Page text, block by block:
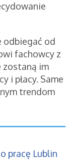
odbiegać od
fachowcy z
zostaną im
i płacy. Same
trendom
pracę Lublin